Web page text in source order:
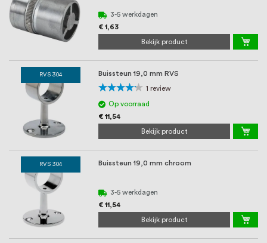
3-5 werkdagen
€ 1,63
Bekijk product
RVS 304 Buissteun 19,0 mm RVS
Waardering:
80%
1 review
Op voorraad
€ 11,54
Bekijk product
RVS 304 Buissteun 19,0 mm chroom
3-5 werkdagen
€ 11,54
Bekijk product